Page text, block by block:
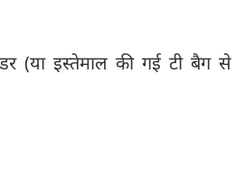
(या इस्तेमाल की गई टी बैग से